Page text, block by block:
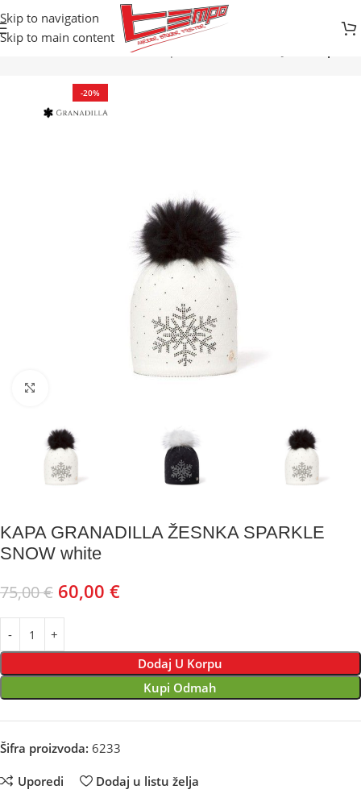
Skip to navigation
Skip to main content
Početna
Zimski sportovi
-20%
KAPA GRANADILLA ŽESNKA SPARKLE
SNOW white
75,00€ 60,00 €
Dodaj U Korpu
Kupi Odmah
Šifra proizvoda: 6233
Uporedi Dodaj u listu želja